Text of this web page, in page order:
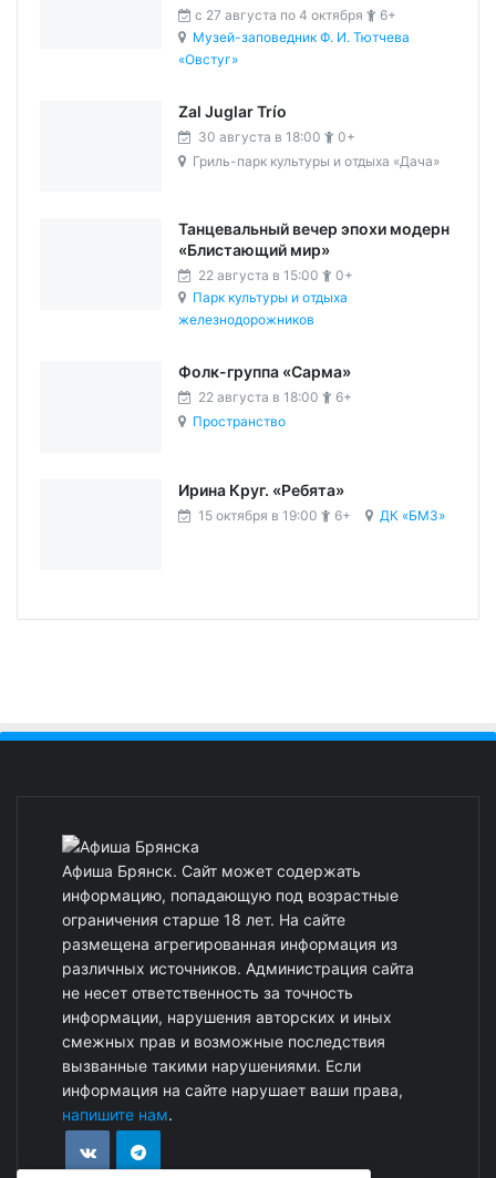
c 27 августа по 4 октября
6+
Музей-заповедник Ф. И. Тютчева
«Овстуг»
Zal Juglar Trío
30 августа в 18:00
0+
Гриль-парк культуры и отдыха «Дача»
Танцевальный вечер эпохи модерн
«Блистающий мир»
22 августа в 15:00
0+
Парк культуры и отдыха
железнодорожников
Фолк-группа «Сарма»
22 августа в 18:00
6+
Пространство
Ирина Круг. «Ребята»
15 октября в 19:00 6+ ДК «БМЗ»
Афиша Брянск. Сайт может содержать
информацию, попадающую под возрастные
ограничения старше 18 лет. На сайте
размещена агрегированная информация из
различных источников. Администрация сайта
не несет ответственность за точность
информации, нарушения авторских и иных
смежных прав и возможные последствия
вызванные такими нарушениями. Если
информация на сайте нарушает ваши права,
напишите нам.